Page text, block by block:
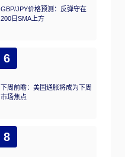
GBP/JPY价格预测：反弹守在
200日SMA上方
6
下周前瞻：美国通胀将成为下周
市场焦点
8